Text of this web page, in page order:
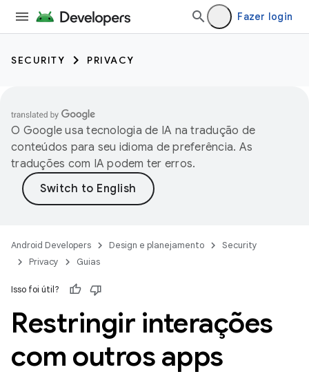
Fazer login
SECURITY PRIVACY
O Google usa tecnologia de IA na tradução de
conteúdos para seu idioma de preferência. As
traduções com IA podem ter erros.
Android Developers Design e planejamento
Security
Privacy
Guias
Isso foi útil?
Restringir interações
com outros apps